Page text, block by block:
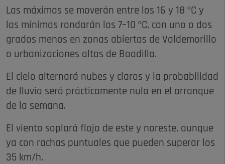
Las máximas se moverán entre los 16 y 18 ºC y
las mínimas rondarán los 7–10 ºC, con uno o dos
grados menos en zonas abiertas de Valdemorillo
o urbanizaciones altas de Boadilla.
El cielo alternará nubes y claros y la probabilidad
de lluvia será prácticamente nula en el arranque
de la semana.
El viento soplará flojo de este y noreste, aunque
ya con rachas puntuales que pueden superar los
35 km/h.